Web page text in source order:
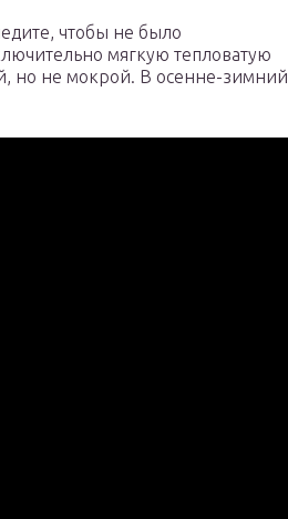
чтобы не было
мягкую тепловатую
но не мокрой. В осенне-зимний